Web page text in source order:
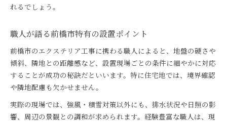
れるでしょう。
職人が語る前橋市特有の設置ポイント
前橋市のエクステリア工事に携わる職人によると、地盤の硬さや
傾斜、隣地との距離感など、設置現場ごとの条件に細やかに対応
することが成功の秘訣だといいます。特に住宅地では、境界確認
や隣地配慮も欠かせません。
実際の現場では、強風・積雪対策以外にも、排水状況や日照の影
響、周辺の景観との調和が求められます。経験豊富な職人は、現